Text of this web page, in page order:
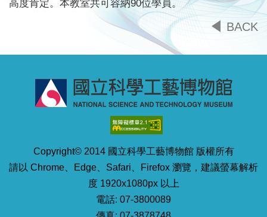
高度肯定。本教室共可容納90位學員。
BACK
Copyright© 2014 國立科學工藝博物館 版權所有
請以 Chrome、Edge、Safari、Firefox 瀏覽，建議螢幕解析
度 1920x1080px 以上
電話: 07-3800089